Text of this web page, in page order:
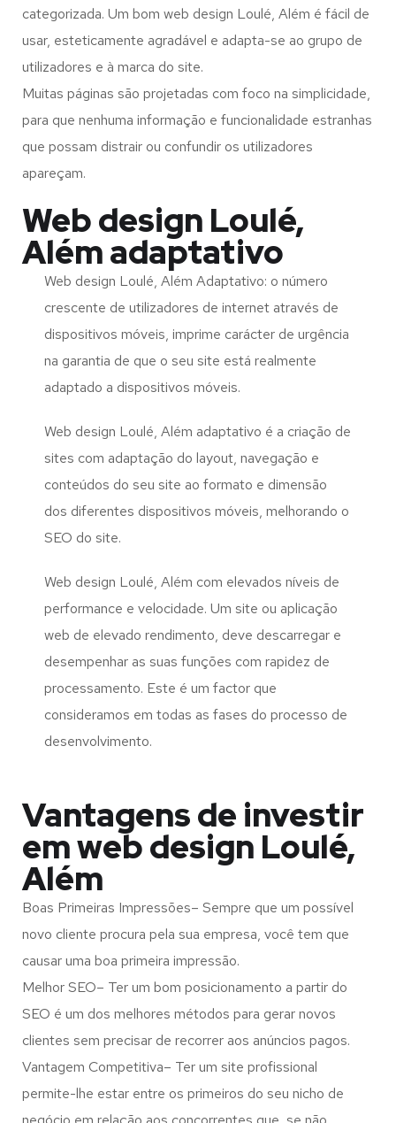
categorizada. Um bom web design Loulé, Além é fácil de
usar, esteticamente agradável e adapta-se ao grupo de
utilizadores e à marca do site.
Muitas páginas são projetadas com foco na simplicidade,
para que nenhuma informação e funcionalidade estranhas
que possam distrair ou confundir os utilizadores
apareçam.
Web design Loulé,
Além adaptativo
Web design Loulé, Além Adaptativo: o número
crescente de utilizadores de internet através de
dispositivos móveis, imprime carácter de urgência
na garantia de que o seu site está realmente
adaptado a dispositivos móveis.
Web design Loulé, Além adaptativo é a criação de
sites com adaptação do layout, navegação e
conteúdos do seu site ao formato e dimensão
dos diferentes dispositivos móveis, melhorando o
SEO do site.
Web design Loulé, Além com elevados níveis de
performance e velocidade. Um site ou aplicação
web de elevado rendimento, deve descarregar e
desempenhar as suas funções com rapidez de
processamento. Este é um factor que
consideramos em todas as fases do processo de
desenvolvimento.
Vantagens de investir
em web design Loulé,
Além
Boas Primeiras Impressões– Sempre que um possível
novo cliente procura pela sua empresa, você tem que
causar uma boa primeira impressão.
Melhor SEO– Ter um bom posicionamento a partir do
SEO é um dos melhores métodos para gerar novos
clientes sem precisar de recorrer aos anúncios pagos.
Vantagem Competitiva– Ter um site profissional
permite-lhe estar entre os primeiros do seu nicho de